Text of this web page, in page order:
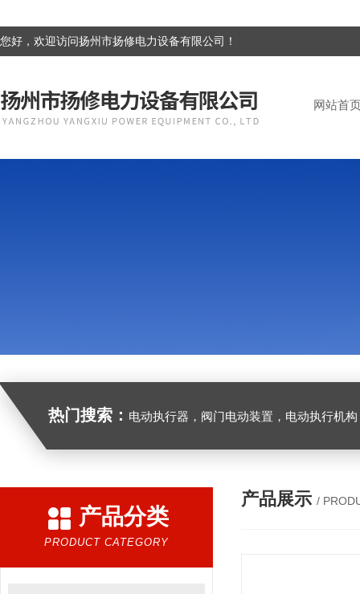
您好，欢迎访问扬州市扬修电力设备有限公司！
网站首
热门搜索： 电动执行器，阀门电动装置，电动执行机构，阀门驱动装置，电动头，角行
产品分类
PRODUCT CATEGORY
产品展示 /